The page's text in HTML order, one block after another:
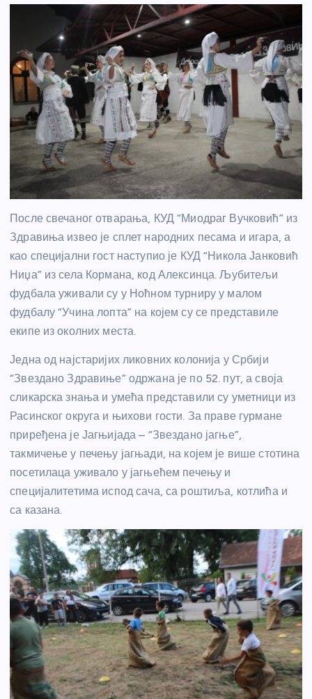
После свечаног отварања, КУД “Миодраг Вучковић” из
Здравиња извео је сплет народних песама и игара, а
као специјални гост наступио је КУД “Никола Јанковић
Ниџа” из села Кормана, код Алексинца. Љубитељи
фудбала уживали су у Ноћном турниру у малом
фудбалу “Учина лопта” на којем су се представиле
екипе из околних места.
Једна од најстаријих ликовних колонија у Србији
“Звездано Здравиње” одржана је по 52. пут, а своја
сликарска знања и умећа представили су уметници из
Расинског округа и њихови гости. За праве гурмане
приређена је Јагњијада – “Звездано јагње”,
такмичење у печењу јагњади, на којем је више стотина
посетилаца уживало у јагњећем печењу и
специјалитетима испод сача, са роштиља, котлића и
са казана.